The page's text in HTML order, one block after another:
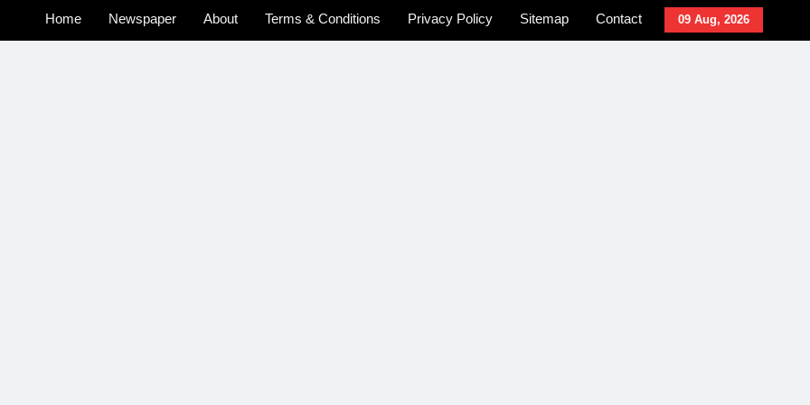
09 Aug, 2026
Home Newspaper About Terms & Conditions Privacy Policy Sitemap
Contact